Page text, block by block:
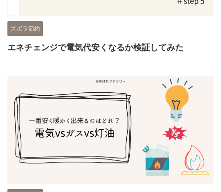
ズボラ節約
エネチェンジで電気代安くなるか検証してみた